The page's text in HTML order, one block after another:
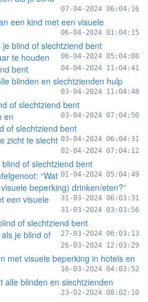
07-04-2024 06:04:16
een kind met een visuele
06-04-2024 01:04:15
blind of slechtziend bent
06-04-2024 05:04:08
te houden
bent
04-04-2024 11:04:41
blinden en slechtzienden hulp
03-04-2024 11:04:48
of slechtziend bent
03-04-2024 07:04:50
en
of slechtziend bent
03-04-2024 06:04:31
zicht te slecht
02-04-2024 07:04:12
of slechtziend bent
01-04-2024 05:04:49
“Wat
beperking) drinken/eten?”
31-03-2024 06:03:31
een visuele
31-03-2024 03:03:56
of slechtziend bent
27-03-2024 06:03:13
je blind of
26-03-2024 12:03:29
met visuele beperking in hotels en
16-03-2024 04:03:52
alle blinden en slechtzienden
23-02-2024 08:02:10